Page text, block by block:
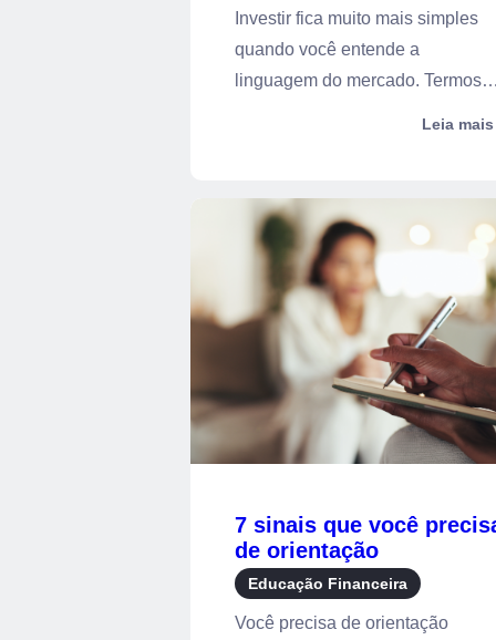
Investir fica muito mais simples
quando você entende a
linguagem do mercado. Termos
Leia mais
7 sinais que você
de orientação
profissional para investir
Educação Financeira
Você precisa de orientação